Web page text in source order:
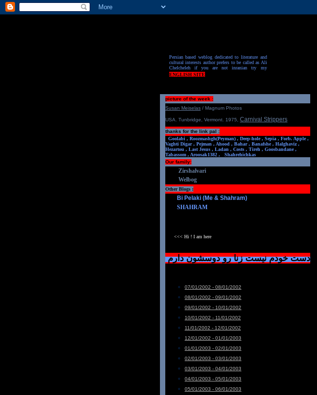
Persian based weblog dedicated to literature and
cultural interests author prefers to be called as Ali
Chelcheleh if you are not inranian try my
ENGLISH SITE
picture of the week :
Susan Meiselas / Magnum Photos
USA. Tunbridge, Vermont. 1975 Carnival Strippers
thanks for the link pal :
Goolabi , Roozmashgh(Peyman) , Deep-hole , Sepia , Forb. Apple ,
Vaghti Digar , Pejman , Ahood , Bahar , Banafshe , Halghaviz ,
Hezartou , Last Jesus , Ladan , Costs , Tireh , Goosbandane ,
Tabassom , Aroosak1382 ,
Shahrehichkas
Our family:
Zirshalvari
Welbog
Other Blogs :
Bi Pelaki (Me & Shahram)
SHAHRAM
<<< Hi ! I am here
دست خودم نیست زنا رو دوسشون دارم
07/01/2002 - 08/01/2002
08/01/2002 - 09/01/2002
09/01/2002 - 10/01/2002
10/01/2002 - 11/01/2002
11/01/2002 - 12/01/2002
12/01/2002 - 01/01/2003
01/01/2003 - 02/01/2003
02/01/2003 - 03/01/2003
03/01/2003 - 04/01/2003
04/01/2003 - 05/01/2003
05/01/2003 - 06/01/2003